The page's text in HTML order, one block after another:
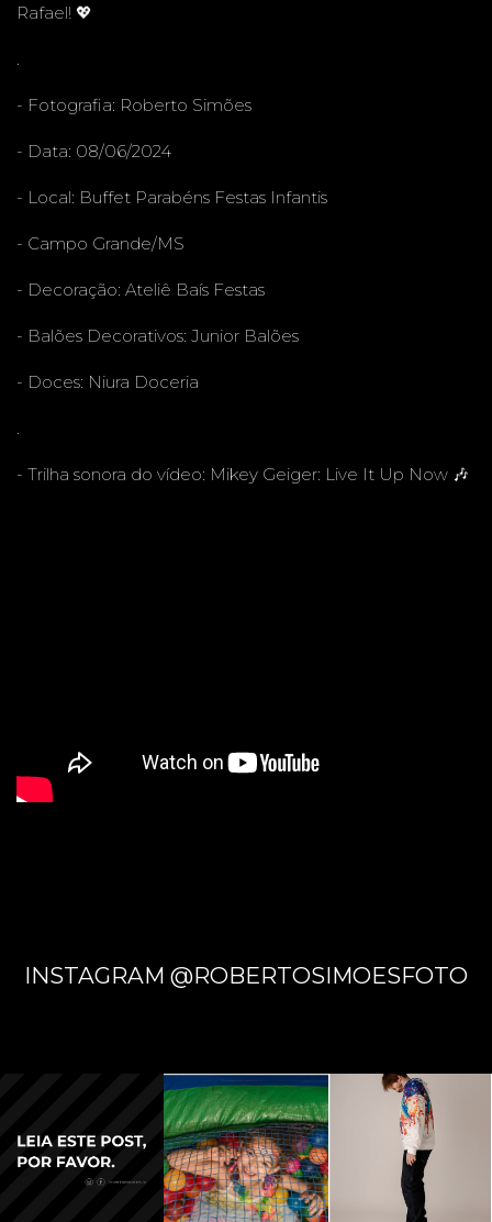
CAMPO
GRAND
E - MS -
Rafael! 💖
.
- Fotografia: Roberto Simões
- Data: 08/06/2024
- Local: Buffet Parabéns Festas Infantis
- Campo Grande/MS
- Decoração: Ateliê Baís Festas
- Balões Decorativos: Junior Balões
- Doces: Niura Doceria
.
- Trilha sonora do vídeo: Mikey Geiger: Live It Up Now 🎶
INSTAGRAM @ROBERTOSIMOESFOTO